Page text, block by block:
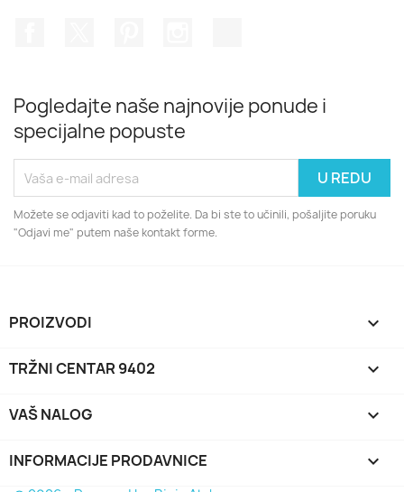
Pogledajte naše najnovije ponude i
specijalne popuste
Možete se odjaviti kad to poželite. Da bi ste to učinili, pošaljite poruku
"Odjavi me" putem naše kontakt forme.
PROIZVODI 
TRŽNI CENTAR 9402 
VAŠ NALOG 
INFORMACIJE PRODAVNICE keyboard_arrow_down